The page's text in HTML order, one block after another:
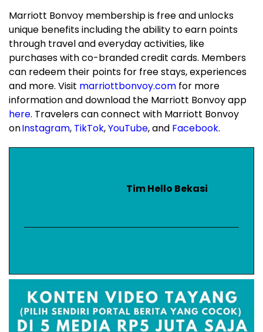
Marriott Bonvoy membership is free and unlocks
unique benefits including the ability to earn points
through travel and everyday activities, like
purchases with co-branded credit cards. Members
can redeem their points for free stays, experiences
and more. Visit marriottbonvoy.com for more
information and download the Marriott Bonvoy app
here. Travelers can connect with Marriott Bonvoy
onInstagram, TikTok,YouTube, and Facebook.
Tim Hello Bekasi